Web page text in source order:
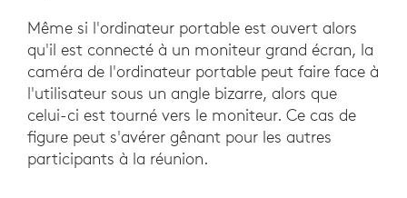
Même si l'ordinateur portable est ouvert alors
qu'il est connecté à un moniteur grand écran, la
caméra de l'ordinateur portable peut faire face à
l'utilisateur sous un angle bizarre, alors que
celui-ci est tourné vers le moniteur. Ce cas de
figure peut s'avérer gênant pour les autres
participants à la réunion.